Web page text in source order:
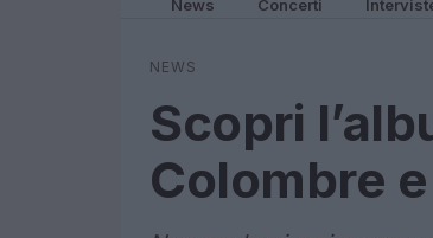
News Concerti
NEWS
Scopri
Colombre